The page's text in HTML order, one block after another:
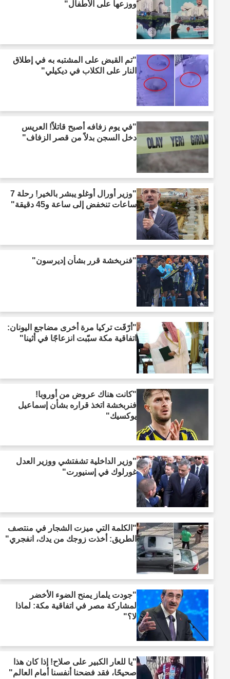
ووزعها على الأطفال"
"تم القبض على المشتبه به في إطلاق
النار على الكلاب في ديكيلي"
"في يوم زفافه أصبح قاتلاً! العريس
دخل السجن بدلاً من قصر الزفاف"
"وزير أورال أوغلو يبشر بالخير! رحلة 7
ساعات تنخفض إلى ساعة و45 دقيقة"
"فنربخشة قرر بشأن إديرسون"
"أرّقَت تركيا مرة أخرى مضاجع اليونان:
اتفاقية مكة سبّبت انزعاجًا في أثينا"
"كانت هناك عروض من أوروبا!
فنربخشة اتخذ قراره بشأن إسماعيل
يوكسيك"
"وزير الداخلية تشفتشي ووزير العدل
غورلوك في إسنيورت"
"الكلمة التي ميزت الشجار في منتصف
الطريق: أخذت زوجك من يدك، انفجري"
"جودت يلماز يمنح الضوء الأخضر
لمشاركة مصر في اتفاقية مكة: لماذا
لا؟"
"يا للعار الكبير على صلاح! إذا كان هذا
صحيحًا، فقد فضحنا أنفسنا أمام العالم"